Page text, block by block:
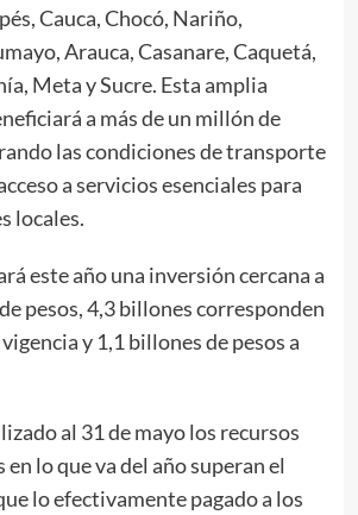
Cauca, Chocó, Nariño,
Arauca, Casanare, Caquetá,
Meta y Sucre. Esta amplia
a más de un millón de
las condiciones de transporte
a servicios esenciales para
locales.
este año una inversión cercana a
pesos, 4,3 billones corresponden
y 1,1 billones de pesos a
al 31 de mayo los recursos
lo que va del año superan el
lo efectivamente pagado a los